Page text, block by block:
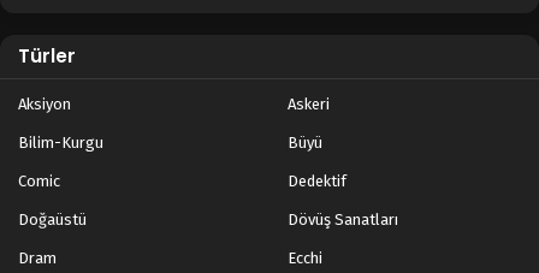
Türler
Aksiyon Askeri
Bilim-Kurgu Büyü
Comic Dedektif
Doğaüstü Dövüş Sanatları
Dram Ecchi